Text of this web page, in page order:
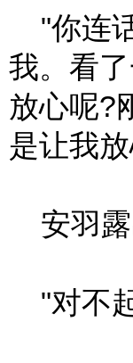
"你连
我。看
放心呢?
是让我
安羽露
"对不